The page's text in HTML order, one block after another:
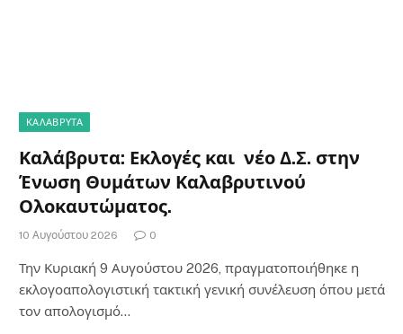
ΚΑΛΆΒΡΥΤΑ
Καλάβρυτα: Εκλογές και νέο Δ.Σ. στην
Ένωση Θυμάτων Καλαβρυτινού
Ολοκαυτώματος.
10 Αυγούστου 2026 0
Την Κυριακή 9 Αυγούστου 2026, πραγματοποιήθηκε η
εκλογοαπολογιστική τακτική γενική συνέλευση όπου μετά
τον απολογισμό…